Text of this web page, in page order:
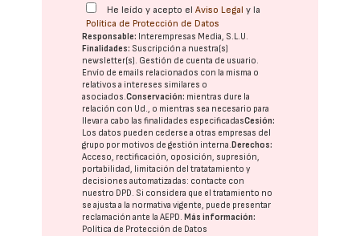
He leído y acepto elAviso Legal y la
Política de Protección de Datos
Responsable: Interempresas Media, S.L.U.
Finalidades: Suscripción a nuestra(s)
newsletter(s). Gestión de cuenta de usuario.
Envío de emails relacionados con la misma o
relativos a intereses similares o
asociados.Conservación: mientras dure la
relación con Ud., o mientras sea necesario para
llevar a cabo las finalidades especificadasCesión:
Los datos pueden cederse a otras empresas del
grupo por motivos de gestión interna. Derechos:
Acceso, rectificación, oposición, supresión,
portabilidad, limitación del tratatamiento y
decisiones automatizadas: contacte con
nuestro DPD. Si considera que el tratamiento no
se ajusta a la normativa vigente, puede presentar
reclamación ante laAEPD. Más información:
Política de Protección de Datos